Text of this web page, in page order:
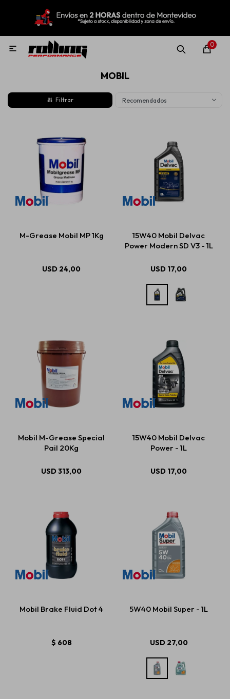
0

MOBIL
Recomendados
M-Grease Mobil MP 1Kg
USD 24,00
15W40 Mobil Delvac
Power Modern SD V3 - 1L
USD 17,00
Mobil M-Grease Special
Pail 20Kg
USD313,00
15W40 Mobil Delvac
Power - 1L
USD 17,00
Mobil Brake Fluid Dot 4
$ 608
5W40 Mobil Super - 1L
USD 27,00
MI CUENTA
Nuevo! Rolling Repuestos
Lubricantes
Aditivos
Estética automotriz
Repuestos
Servicios